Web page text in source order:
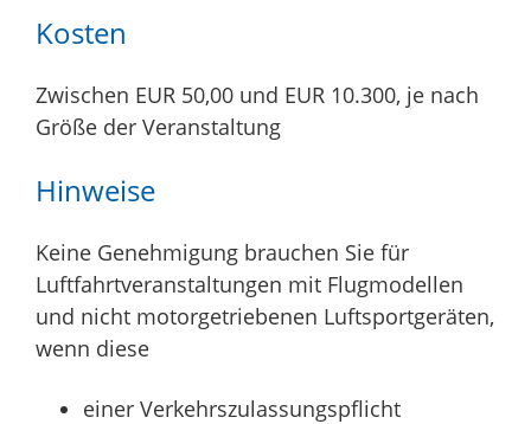
Kosten
Zwischen EUR 50,00 und EUR 10.300, je nach
Größe der Veranstaltung
Hinweise
Keine Genehmigung brauchen Sie für
Luftfahrtveranstaltungen mit Flugmodellen
und nicht motorgetriebenen Luftsportgeräten,
wenn diese
einer Verkehrszulassungspflicht